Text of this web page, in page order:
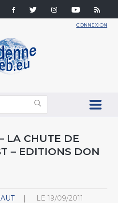
CONNEXION
LA CHUTE DE
– EDITIONS DON
LE 19/09/2011